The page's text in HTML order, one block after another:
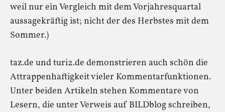
weil nur ein Vergleich mit dem Vorjahresquartal
aussagekräftig ist; nicht der des Herbstes mit dem
Sommer.)
taz.de und turi2.de demonstrieren auch schön die
Attrappenhaftigkeit vieler Kommentarfunktionen.
Unter beiden Artikeln stehen Kommentare von
Lesern, die unter Verweis auf BILDblog schreiben,